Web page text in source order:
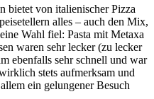
bietet von italienischer Pizza
alles – auch den Mix,
Wahl fiel: Pasta mit Metaxa
waren sehr lecker (zu lecker
ebenfalls sehr schnell und war
stets aufmerksam und
ein gelungener Besuch